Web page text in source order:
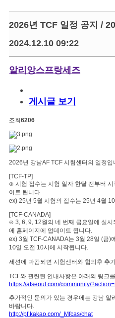
2026년 TCF 일정 공지 /
2024.12.10 09:22
알리앙스프랑세즈
게시글 보기
조회6206
2026년 강남AF TCF 시험센터의 일정입
[TCF-TP]
⊙ 시험 접수는 시험 일자 한달 전부터
이트 됩니다.
ex) 25년 5월 시험의 접수는 25년 4월
[TCF-CANADA]
⊙ 3, 6, 9, 12월의 네 번째 금요일에 실
에 홈페이지에 업데이트 됩니다.
ex) 3월 TCF-CANADA는 3월 28일 (금)
10일 오전 10시에 시작됩니다.
세션에 마감되면 시험센터와 협의후 추
TCF와 관련된 안내사항은 아래의 링크
https://afseoul.com/community/
추가적인 문의가 있는 경우에는 강남
바랍니다.
http://pf.kakao.com/_Mfcas/chat